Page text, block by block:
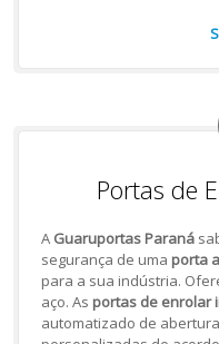
Portas de
A Guaruportas Paraná
segurança de uma porta
para a sua indústria.
aço. As portas de enrolar
automatizado de